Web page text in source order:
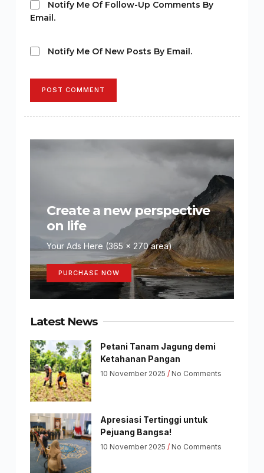
Notify Me Of Follow-Up Comments By
Email.
Notify Me Of New Posts By Email.
POST COMMENT
Create a new perspective
on life
Your Ads Here (365 x 270 area)
PURCHASE NOW
Latest News
Petani Tanam Jagung demi
Ketahanan Pangan
10 November 2025 No Comments
Apresiasi Tertinggi untuk
Pejuang Bangsa!
10 November 2025 No Comments